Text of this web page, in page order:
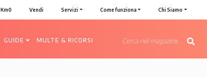
Km0 Vendi Servizi Come funziona Chi Siamo
GUIDE MULTE & RICORSI